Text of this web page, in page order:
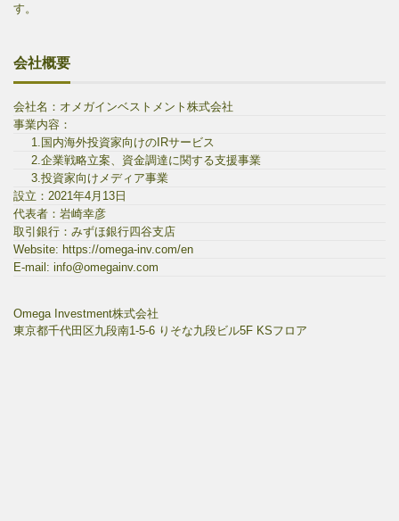
す。
会社概要
会社名：オメガインベストメント株式会社
事業内容：
1.国内海外投資家向けのIRサービス
2.企業戦略立案、資金調達に関する支援事業
3.投資家向けメディア事業
設立：2021年4月13日
代表者：岩崎幸彦
取引銀行：みずほ銀行四谷支店
Website: https://omega-inv.com/en
E-mail: info@omegainv.com
Omega Investment株式会社
東京都千代田区九段南1-5-6 りそな九段ビル5F KSフロア